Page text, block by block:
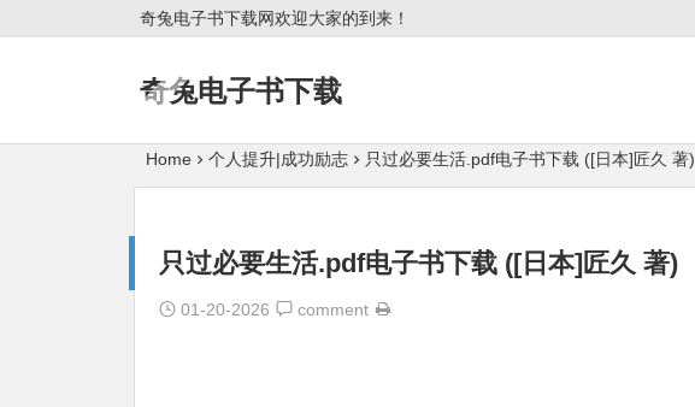
奇兔电子书下载网欢迎大家的到来！
奇兔电子书下载
Home 个人提升|成功励志 只过必要生活.pdf电子书下载 ([日本]匠久 著)
只过必要生活.pdf电子书下载 ([日本]匠久 著)
01-20-2026 comment